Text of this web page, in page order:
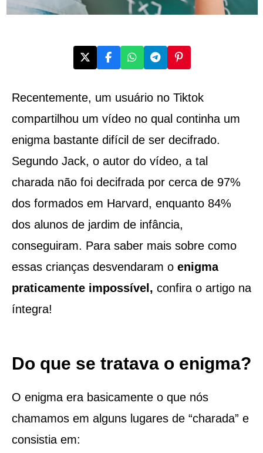
Recentemente, um usuário no Tiktok
compartilhou um vídeo no qual continha um
enigma bastante difícil de ser decifrado.
Segundo Jack, o autor do vídeo, a tal
charada não foi decifrada por cerca de 97%
dos formados em Harvard, enquanto 84%
dos alunos de jardim de infância,
conseguiram. Para saber mais sobre como
essas crianças desvendaram o enigma
praticamente impossível, confira o artigo na
íntegra!
Do que se tratava o enigma?
O enigma era basicamente o que nós
chamamos em alguns lugares de “charada” e
consistia em: